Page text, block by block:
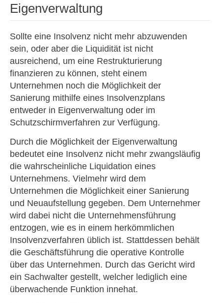
Eigenverwaltung
Sollte eine Insolvenz nicht mehr abzuwenden
sein, oder aber die Liquidität ist nicht
ausreichend, um eine Restrukturierung
finanzieren zu können, steht einem
Unternehmen noch die Möglichkeit der
Sanierung mithilfe eines Insolvenzplans
entweder in Eigenverwaltung oder im
Schutzschirmverfahren zur Verfügung.
Durch die Möglichkeit der Eigenverwaltung
bedeutet eine Insolvenz nicht mehr zwangsläufig
die wahrscheinliche Liquidation eines
Unternehmens. Vielmehr wird dem
Unternehmen die Möglichkeit einer Sanierung
und Neuaufstellung gegeben. Dem Unternehmer
wird dabei nicht die Unternehmensführung
entzogen, wie es in einem herkömmlichen
Insolvenzverfahren üblich ist. Stattdessen behält
die Geschäftsführung die operative Kontrolle
über das Unternehmen. Durch das Gericht wird
ein Sachwalter gestellt, welcher lediglich eine
überwachende Funktion innehat.